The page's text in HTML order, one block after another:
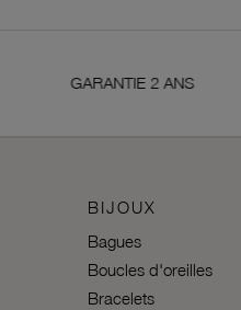
GARANTIE 2 ANS
BIJOUX
Bagues
Boucles d'oreilles
Bracelets